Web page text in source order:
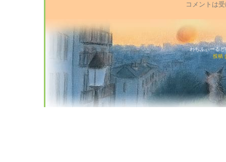
コメントは
わちふぃーる
投稿